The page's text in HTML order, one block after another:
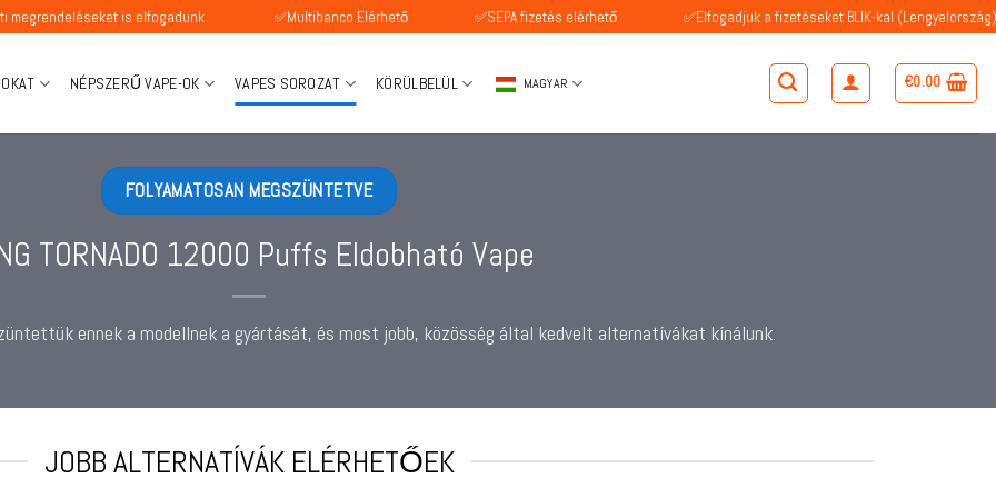
is elfogadunk. ✅Multibanco Elérhető ✅SEPA fizetés elérhető ✅Elfogadjuk a fizetéseket BLIK-kal (Lengyelország)
NÉPSZERŰ VAPE-OK VAPES SOROZAT KÖRÜLBELÜL MAGYAR €0.00
FOLYAMATOSAN MEGSZÜNTETVE
TORNADO 12000 Puffs Eldobható Vape
ennek a modellnek a gyártását, és most jobb, közösség által kedvelt alternatívákat kínálunk.
JOBB ALTERNATÍVÁK ELÉRHETŐEK